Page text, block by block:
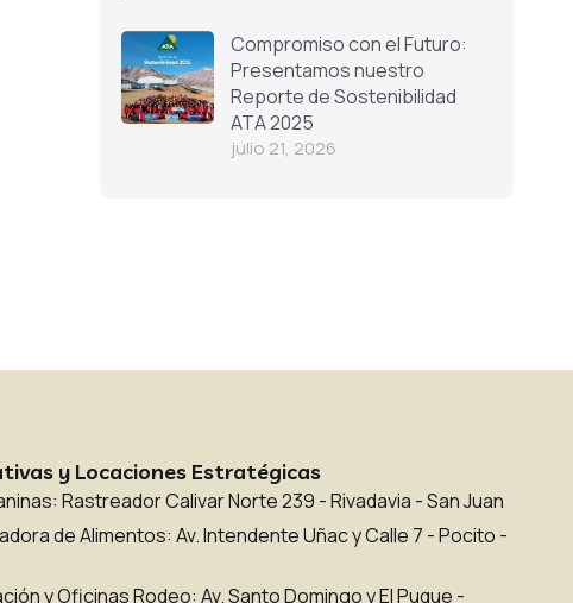
Compromiso con el Futuro:
Presentamos nuestro
Reporte de Sostenibilidad
ATA 2025
julio 21, 2026
y Locaciones Estratégicas
Rastreador Calivar Norte 239 - Rivadavia - San Juan
de Alimentos: Av. Intendente Uñac y Calle 7 - Pocito -
y Oficinas Rodeo: Av. Santo Domingo y El Puque -